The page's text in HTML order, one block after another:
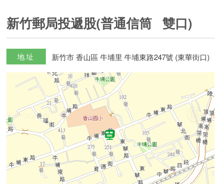
新竹郵局投遞股(普通信筒 雙口)
地址 新竹市 香山區 牛埔里 牛埔東路247號 (東華街口)